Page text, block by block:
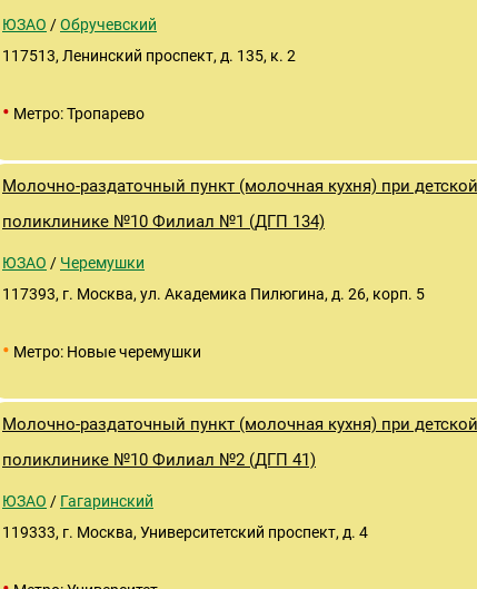
ЮЗАО /Обручевский
117513, Ленинский проспект, д. 135, к. 2
• Метро: Тропарево
Молочно-раздаточный пункт (молочная кухня) при детской
поликлинике №10 Филиал №1 (ДГП 134)
ЮЗАО / Черемушки
117393, г. Москва, ул. Академика Пилюгина, д. 26, корп. 5
• Метро: Новые черемушки
Молочно-раздаточный пункт (молочная кухня) при детской
поликлинике №10 Филиал №2 (ДГП 41)
ЮЗАО / Гагаринский
119333, г. Москва, Университетский проспект, д. 4